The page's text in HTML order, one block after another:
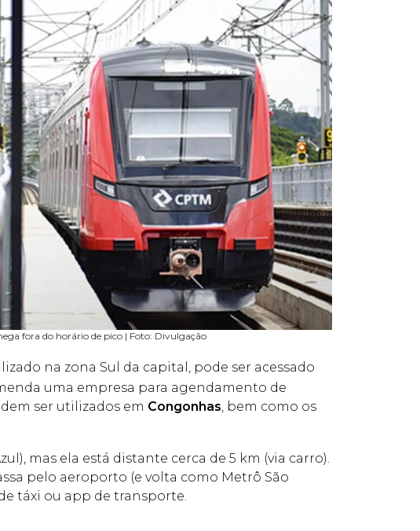
fora do horário de pico | Foto: Divulgação
na zona Sul da capital, pode ser acessado
uma empresa para agendamento de
ser utilizados em Congonhas, bem como os
mas ela está distante cerca de 5 km (via carro).
pelo aeroporto (e volta como Metrô São
táxi ou app de transporte.